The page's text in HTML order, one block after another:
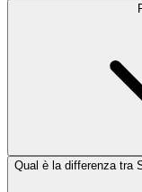
Qual è la differenza tra